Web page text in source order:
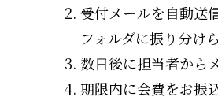
受付メールを自動送
フォルダに振り分け
数日後に担当者から
期限内に会費をお振